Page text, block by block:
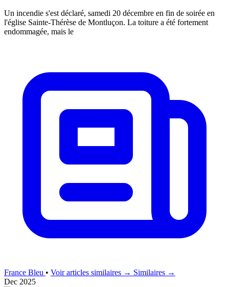
Un incendie s'est déclaré, samedi 20 décembre en fin de soirée en
l'église Sainte-Thérèse de Montluçon. La toiture a été fortement
endommagée, mais le
France Bleu • Voir articles similaires → Similaires →
Dec 2025